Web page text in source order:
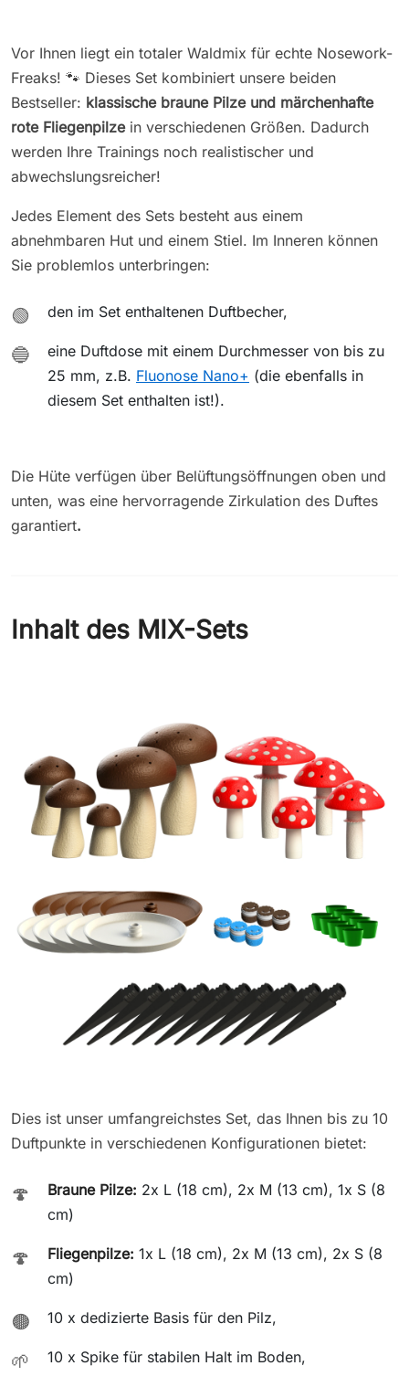
Vor Ihnen liegt ein totaler Waldmix für echte Nosework-
Freaks! 🐾 Dieses Set kombiniert unsere beiden
Bestseller: klassische braune Pilze und märchenhafte
rote Fliegenpilzein verschiedenen Größen. Dadurch
werden Ihre Trainings noch realistischer und
abwechslungsreicher!
Jedes Element des Sets besteht aus einem
abnehmbaren Hut und einem Stiel. Im Inneren können
Sie problemlos unterbringen:
🟢 den im Set enthaltenen Duftbecher,
🔵
eine Duftdose mit einem Durchmesser von bis zu
25 mm, z.B. Fluonose Nano+ (die ebenfalls in
diesem Set enthalten ist!).
Die Hüte verfügen über Belüftungsöffnungen oben und
unten, was eine hervorragende Zirkulation des Duftes
garantiert.
Inhalt des MIX-Sets
Dies ist unser umfangreichstes Set, das Ihnen bis zu 10
Duftpunkte in verschiedenen Konfigurationen bietet:
🍄 Braune Pilze: 2x L (18 cm), 2x M (13 cm), 1x S (8
cm)
🍄 Fliegenpilze: 1x L (18 cm), 2x M (13 cm), 2x S (8
cm)
🟤 10 x dedizierte Basis für den Pilz,
🌱 10 x Spike für stabilen Halt im Boden,